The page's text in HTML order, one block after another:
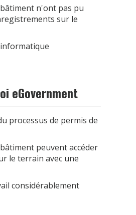
n'ont pas pu
sur le
eGovernment
processus de permis de
peuvent accéder
le terrain avec une
considérablement